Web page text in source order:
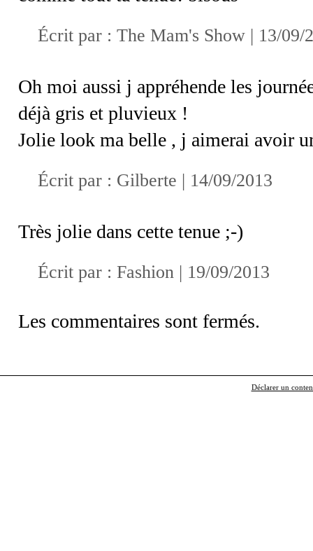
Écrit par : The Mam's Show | 13/09/
Oh moi aussi j appréhende les
déjà gris et pluvieux !
Jolie look ma belle , j aimerai avoir
Écrit par : Gilberte | 14/09/2013
Très jolie dans cette tenue ;-)
Écrit par : Fashion | 19/09/2013
Les commentaires sont fermés.
Déclarer un